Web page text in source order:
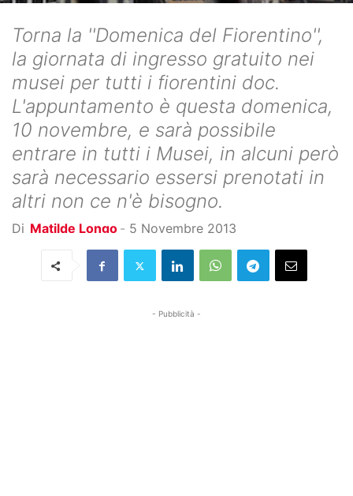
Torna la ''Domenica del Fiorentino'',
la giornata di ingresso gratuito nei
musei per tutti i fiorentini doc.
L'appuntamento è questa domenica,
10 novembre, e sarà possibile
entrare in tutti i Musei, in alcuni però
sarà necessario essersi prenotati in
altri non ce n'è bisogno.
Di Matilde Longo - 5 Novembre 2013
- Pubblicità -